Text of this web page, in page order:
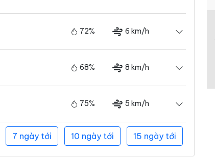
72% 6 km/h
68% 8 km/h
75% 5 km/h
7 ngày tới 10 ngày tới 15 ngày tới